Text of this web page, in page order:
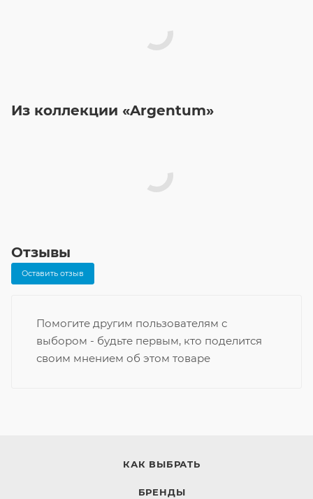
Из коллекции «Argentum»
Отзывы
Оставить отзыв
Помогите другим пользователям с
выбором - будьте первым, кто поделится
своим мнением об этом товаре
КАК ВЫБРАТЬ
БРЕНДЫ